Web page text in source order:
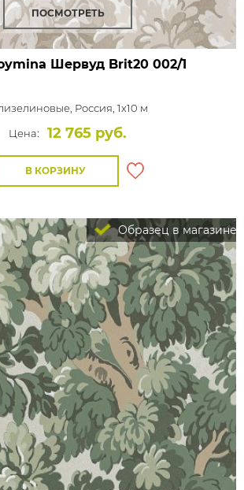
ПОСМОТРЕТЬ
ШервудBrit20 002/1
Россия, 1x10 м
Цена:
12 765 руб.
В КОРЗИНУ
Образец в магазине